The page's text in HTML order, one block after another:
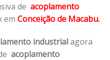
de acoplamento
em Conceição de Macabu.
industrialagora
acoplamento